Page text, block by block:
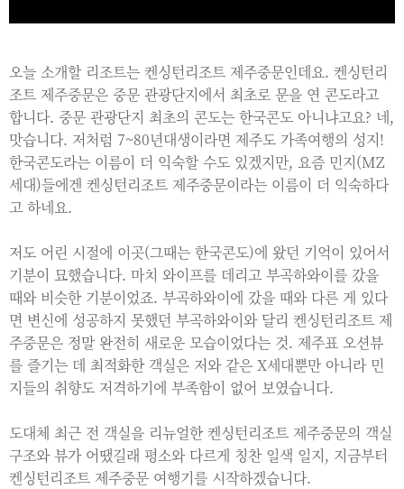
오늘 소개할 리조트는 켄싱턴리조트 제주중문인데요. 켄싱턴리
조트 제주중문은 중문 관광단지에서 최초로 문을 연 콘도라고
합니다. 중문 관광단지 최초의 콘도는 한국콘도 아니냐고요? 네,
맛습니다. 저처럼 7~80년대생이라면 제주도 가족여행의 성지!
한국콘도라는 이름이 더 익숙할 수도 있겠지만, 요즘 민지(MZ
세대)들에겐 켄싱턴리조트 제주중문이라는 이름이 더 익숙하다
고 하네요.
저도 어린 시절에 이곳(그때는 한국콘도)에 왔던 기억이 있어서
기분이 묘했습니다. 마치 와이프를 데리고 부곡하와이를 갔을
때와 비슷한 기분이었죠. 부곡하와이에 갔을 때와 다른 게 있다
면 변신에 성공하지 못했던 부곡하와이와 달리 켄싱턴리조트 제
주중문은 정말 완전히 새로운 모습이었다는 것. 제주표 오션뷰
를 즐기는 데 최적화한 객실은 저와 같은 X세대뿐만 아니라 민
지들의 취향도 저격하기에 부족함이 없어 보였습니다.
도대체 최근 전 객실을 리뉴얼한 켄싱턴리조트 제주중문의 객실
구조와 뷰가 어땠길래 평소와 다르게 칭찬 일색 일지, 지금부터
켄싱턴리조트 제주중문 여행기를 시작하겠습니다.